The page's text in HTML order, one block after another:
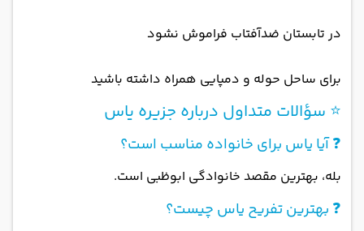
در تابستان ضدآفتاب فراموش نشود
برای ساحل حوله و دمپایی همراه داشته باشید
⭐ سؤالات متداول درباره جزیره یاس
❓ آیا یاس برای خانواده مناسب است؟
بله، بهترین مقصد خانوادگی ابوظبی است.
❓ بهترین تفریح یاس چیست؟